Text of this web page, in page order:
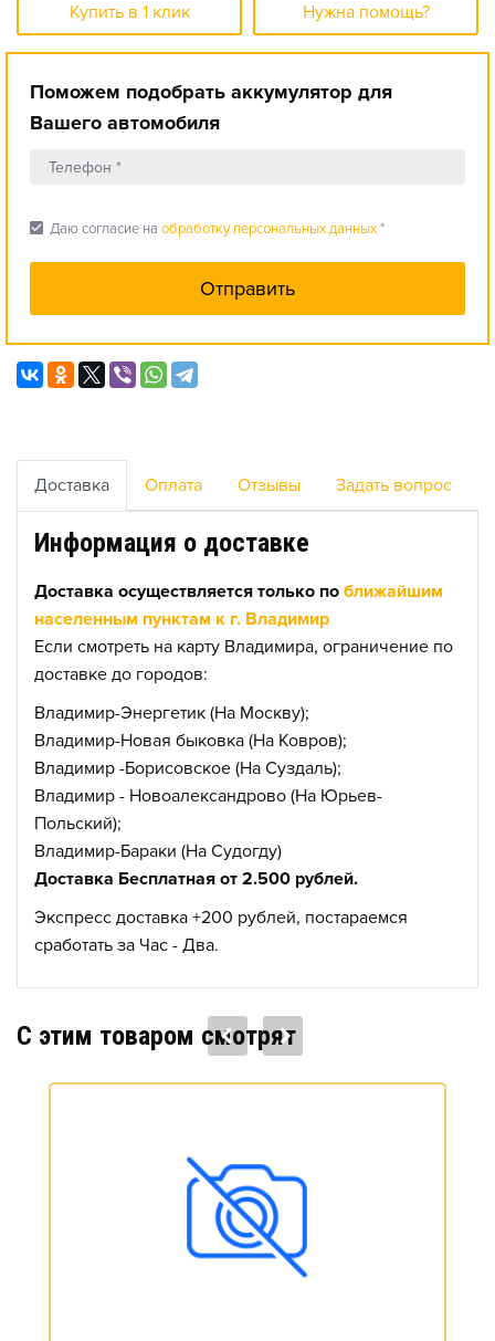
Купить в 1 клик Нужна помощь?
Поможем подобрать аккумулятор для
Вашего автомобиля
check_box Даю согласие на обработку персональных данных*
Доставка Оплата Отзывы Задать вопрос
Информация о доставке
Доставка осуществляется только по ближайшим
населенным пунктам к г. Владимир
Если смотреть на карту Владимира, ограничение по
доставке до городов:
Владимир-Энергетик (На Москву);
Владимир-Новая быковка (На Ковров);
Владимир -Борисовское (На Суздаль);
Владимир - Новоалександрово (На Юрьев-
Польский);
Владимир-Бараки (На Судогду)
Доставка Бесплатная от 2.500 рублей.
Экспресс доставка +200 рублей, постараемся
сработать за Час - Два.
C этим товаром смотрят